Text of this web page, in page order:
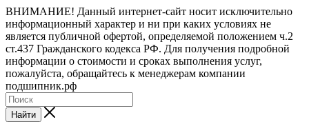
ВНИМАНИЕ! Данный интернет-сайт носит исключительно
информационный характер и ни при каких условиях не
является публичной офертой, определяемой положением ч.2
ст.437 Гражданского кодекса РФ. Для получения подробной
информации о стоимости и сроках выполнения услуг,
пожалуйста, обращайтесь к менеджерам компании
подшипник.рф
Найти